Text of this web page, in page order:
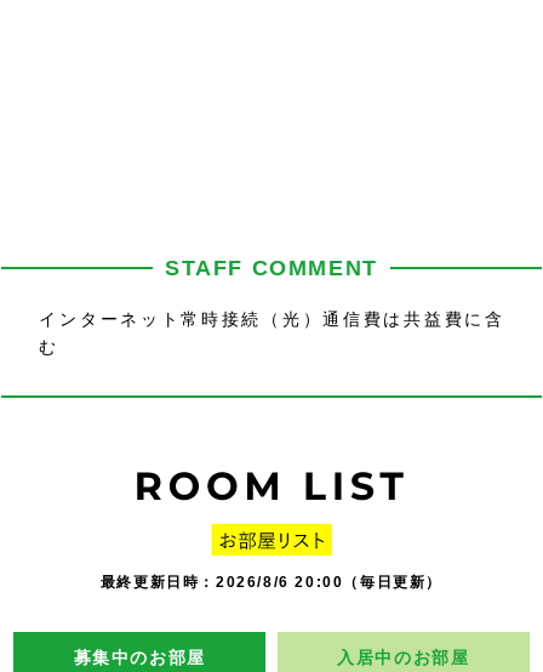
STAFF COMMENT
インターネット常時接続（光）通信費は共益費に含
む
最終更新日時：2026/8/6 20:00（毎日更新）
募集中のお部屋 入居中のお部屋